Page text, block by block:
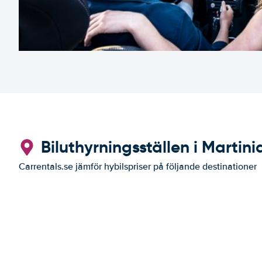
Biluthyrningsställen i
Carrentals.se jämför hybilspriser på följande destinationer